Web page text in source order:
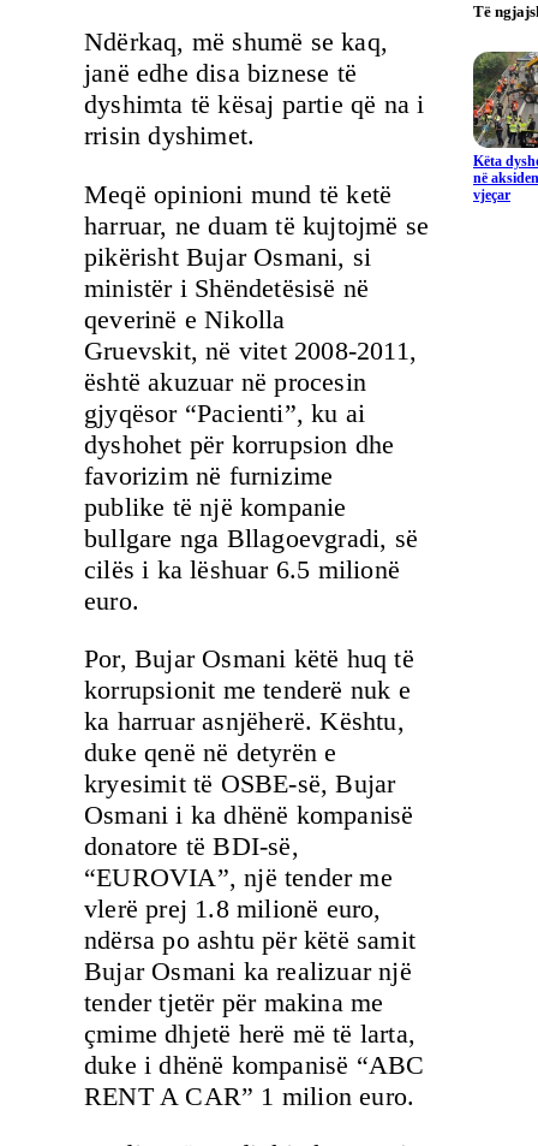
Ndërkaq, më shumë se kaq,
janë edhe disa biznese të
dyshimta të kësaj partie që na i
rrisin dyshimet.
Meqë opinioni mund të ketë
harruar, ne duam të kujtojmë se
pikërisht Bujar Osmani, si
ministër i Shëndetësisë në
qeverinë e Nikolla
Gruevskit, në vitet 2008-2011,
është akuzuar në procesin
gjyqësor “Pacienti”, ku ai
dyshohet për korrupsion dhe
favorizim në furnizime
publike të një kompanie
bullgare nga Bllagoevgradi, së
cilës i ka lëshuar 6.5 milionë
euro.
Por, Bujar Osmani këtë huq të
korrupsionit me tenderë nuk e
ka harruar asnjëherë. Kështu,
duke qenë në detyrën e
kryesimit të OSBE-së, Bujar
Osmani i ka dhënë kompanisë
donatore të BDI-së,
“EUROVIA”, një tender me
vlerë prej 1.8 milionë euro,
ndërsa po ashtu për këtë samit
Bujar Osmani ka realizuar një
tender tjetër për makina me
çmime dhjetë herë më të larta,
duke i dhënë kompanisë “ABC
RENT A CAR” 1 milion euro.
Të
Këta
në
vjeçar